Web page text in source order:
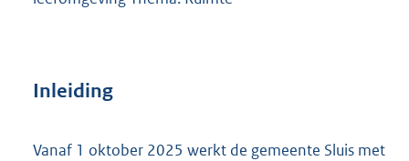
Inleiding
Vanaf 1 oktober 2025 werkt de gemeente Sluis met